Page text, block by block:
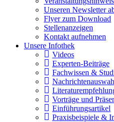
Unseren Newsletter
Flyer zum Download
Stellenanzeigen
Kontakt aufnehmen
Unsere Infothek
Videos
Experten-Beiträge
Fachwissen &
Vorträge und
Einführungsartikel
Praxisbeispiele &